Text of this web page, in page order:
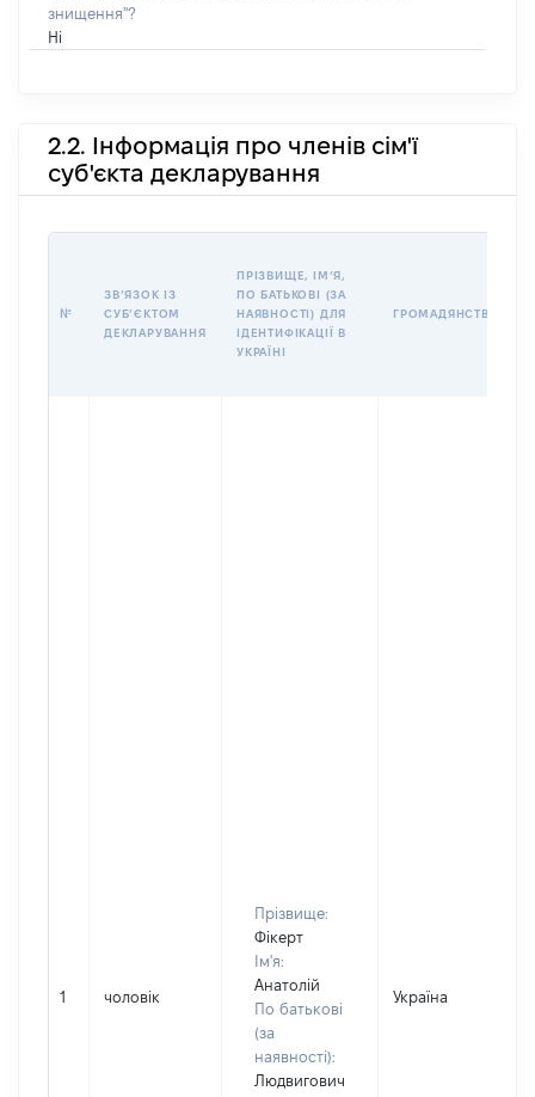
знищення"?
Ні
2.2. Інформація про членів сім'ї
суб'єкта декларування
№
ЗВʼЯЗОК ІЗ
СУБʼЄКТОМ
ДЕКЛАРУВАННЯ
ПРІЗВИЩЕ, ІМʼЯ,
ПО БАТЬКОВІ (ЗА
НАЯВНОСТІ) ДЛЯ
ІДЕНТИФІКАЦІЇ В
УКРАЇНІ
ГРОМАДЯНСТВО
1 чоловік
Прізвище:
Фікерт
Ім'я:
Анатолій
По батькові
(за
наявності):
Людвигович
Україна